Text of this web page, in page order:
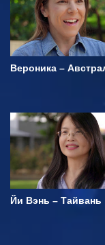
Вероника –
Йи Вэнь – Тайвань